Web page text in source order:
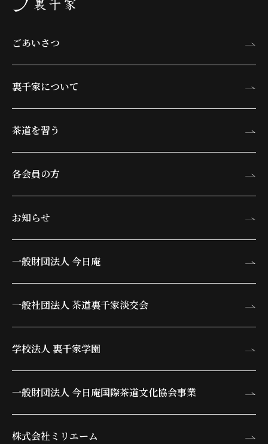
ごあいさつ
裏千家について
茶道を習う
各会員の方
お知らせ
一般財団法人 今日庵
一般社団法人 茶道裏千家淡交会
学校法人 裏千家学園
一般財団法人 今日庵国際茶道文化協会事業
株式会社ミリエーム